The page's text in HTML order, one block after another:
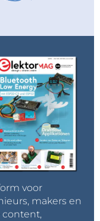
voor
makers en
content,